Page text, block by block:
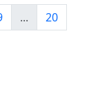
...
20